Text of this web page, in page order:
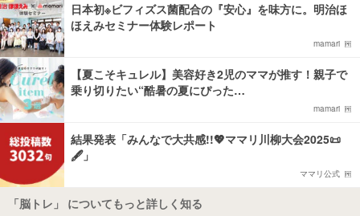
日本初※ビフィズス菌配合の『安心』を味方に。明治ほ
ほえみセミナー体験レポート
mamari
【夏こそキュレル】美容好き2児のママが推す！親子で
乗り切りたい“酷暑の夏にぴった…
mamari
結果発表「みんなで大共感!!💖ママリ川柳大会2025📜
🖋️」
ママリ公式
「脳トレ」 についてもっと詳しく知る